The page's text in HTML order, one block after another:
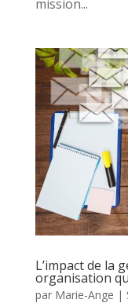
mission...
L’impact de la
organisation
par Marie-Ange |